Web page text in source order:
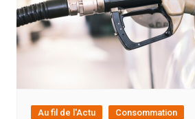
Au fil de l'Actu Consommation